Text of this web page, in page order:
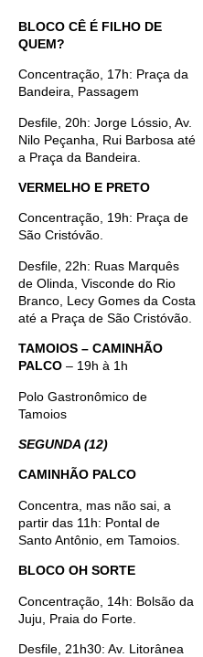
BLOCO CÊ É FILHO DE
QUEM?
Concentração, 17h: Praça da
Bandeira, Passagem
Desfile, 20h: Jorge Lóssio, Av.
Nilo Peçanha, Rui Barbosa até
a Praça da Bandeira.
VERMELHO E PRETO
Concentração, 19h: Praça de
São Cristóvão.
Desfile, 22h: Ruas Marquês
de Olinda, Visconde do Rio
Branco, Lecy Gomes da Costa
até a Praça de São Cristóvão.
TAMOIOS – CAMINHÃO
PALCO – 19h à 1h
Polo Gastronômico de
Tamoios
SEGUNDA (12)
CAMINHÃO PALCO
Concentra, mas não sai, a
partir das 11h: Pontal de
Santo Antônio, em Tamoios.
BLOCO OH SORTE
Concentração, 14h: Bolsão da
Juju, Praia do Forte.
Desfile, 21h30: Av. Litorânea